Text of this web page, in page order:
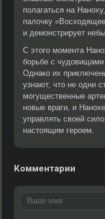
полагаться на
палочку
и демонстрирует
С этого момента
борьбе с
Однако их
узнают, что не одни
могущественные
новые враги, и
управлять своей
настоящим героем.
Комментарии